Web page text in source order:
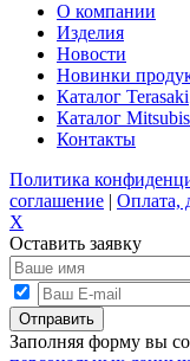
О компании
Изделия
Новости
Новинки
Каталог Terasaki
Каталог
Контакты
Политика
соглашение
Оплата,
X
Оставить заявку
Заполняя форму вы